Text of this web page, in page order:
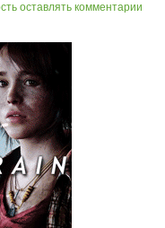
оставлять комментарии